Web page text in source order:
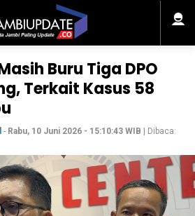
Buru Tiga DPO
Terkait Kasus 58
- Rabu, 10 Juni 2026 - 15:10:43 WIB | Dibaca: